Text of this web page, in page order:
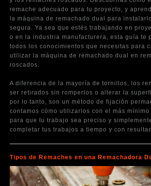
remache adecuado para tu proyecto, y
la máquina de remachado dual para
segura. Ya sea que estés trabajando en
o en la industria manufacturera, esta guía te
todos los conocimientos que necesitas para
utilizar la máquina de remachado dual en
roscados.
A diferencia de la mayoría de tornillos, los
ser retirados sin romperlos o alterar la
por lo tanto, son un método de fijación
contamos cómo utilizarlos con el más
para que tu trabajo sea preciso y
completar tus trabajos a tiempo y con
Tipos de Remaches en una Remachadora